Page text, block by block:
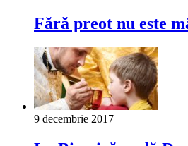
Fără preot nu este
9 decembrie 2017